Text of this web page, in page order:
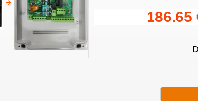
186.65